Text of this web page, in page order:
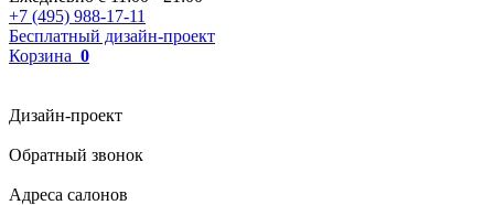
+7 (495) 988-17-11
Бесплатный дизайн-проект
Корзина 0
Дизайн-проект
Обратный звонок
Адреса салонов